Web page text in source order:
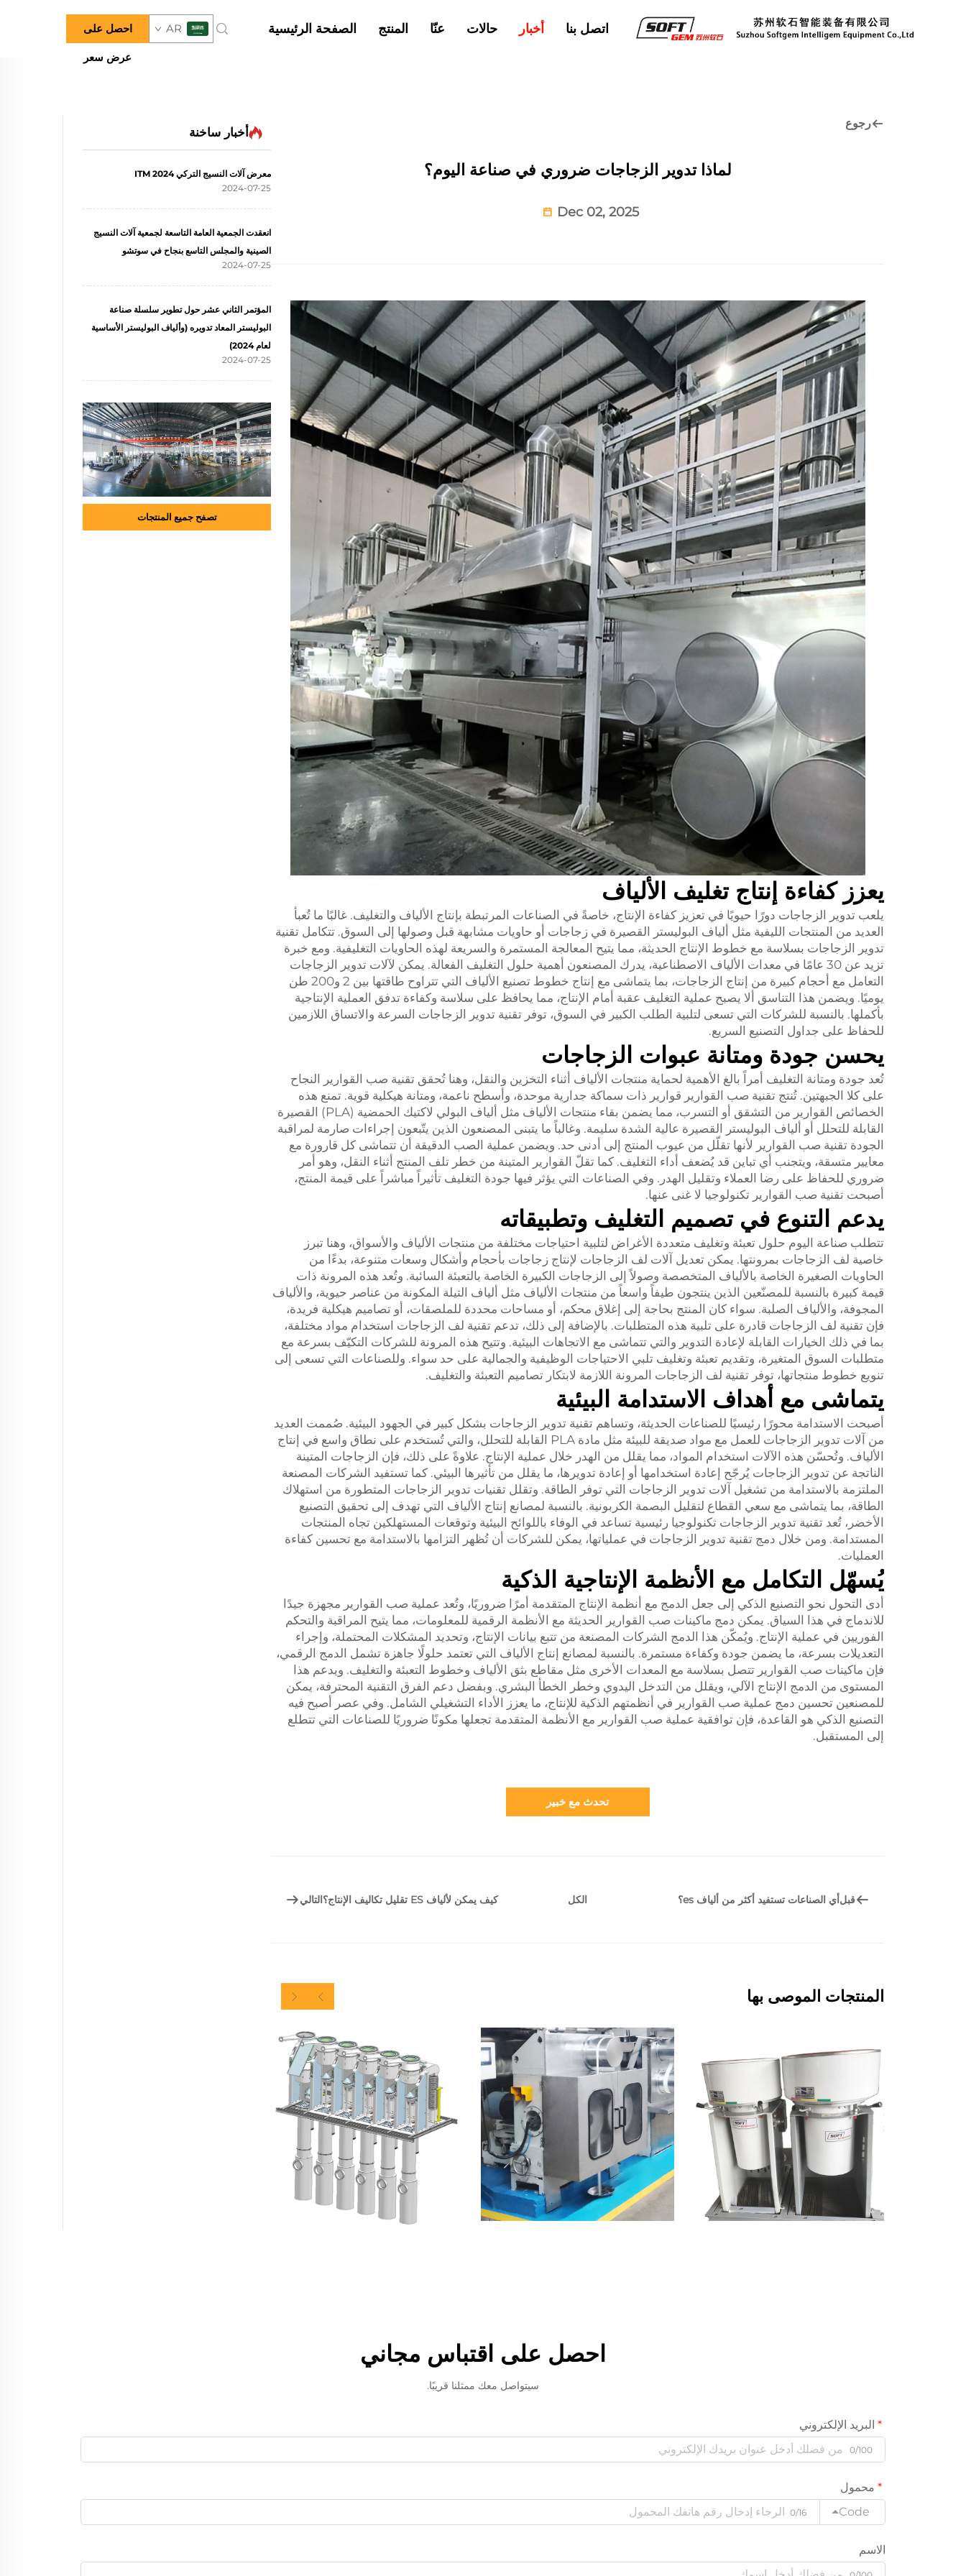
الصفحة الرئيسية المنتج عنّا حالات أخبار اتصل بنا AR احصل على
عرض سعر
رجوع
لماذا تدوير الزجاجات ضروري في صناعة اليوم؟
Dec 02, 2025
يعزز كفاءة إنتاج تغليف الألياف
يلعب تدوير الزجاجات دورًا حيويًا في تعزيز كفاءة الإنتاج، خاصةً في الصناعات المرتبطة بإنتاج الألياف والتغليف. غالبًا ما تُعبأ
العديد من المنتجات الليفية مثل ألياف البوليستر القصيرة في زجاجات أو حاويات مشابهة قبل وصولها إلى السوق. تتكامل تقنية
تدوير الزجاجات بسلاسة مع خطوط الإنتاج الحديثة، مما يتيح المعالجة المستمرة والسريعة لهذه الحاويات التغليفية. ومع خبرة
تزيد عن 30 عامًا في معدات الألياف الاصطناعية، يدرك المصنعون أهمية حلول التغليف الفعالة. يمكن لآلات تدوير الزجاجات
التعامل مع أحجام كبيرة من إنتاج الزجاجات، بما يتماشى مع إنتاج خطوط تصنيع الألياف التي تتراوح طاقتها بين 2 و200 طن
يوميًا. ويضمن هذا التناسق ألا يصبح عملية التغليف عقبة أمام الإنتاج، مما يحافظ على سلاسة وكفاءة تدفق العملية الإنتاجية
بأكملها. بالنسبة للشركات التي تسعى لتلبية الطلب الكبير في السوق، توفر تقنية تدوير الزجاجات السرعة والاتساق اللازمين
للحفاظ على جداول التصنيع السريع.
يحسن جودة ومتانة عبوات الزجاجات
تُعد جودة ومتانة التغليف أمراً بالغ الأهمية لحماية منتجات الألياف أثناء التخزين والنقل، وهنا تُحقق تقنية صب القوارير النجاح
على كلا الجبهتين. تُنتج تقنية صب القوارير قوارير ذات سماكة جدارية موحدة، وأسطح ناعمة، ومتانة هيكلية قوية. تمنع هذه
الخصائص القوارير من التشقق أو التسرب، مما يضمن بقاء منتجات الألياف مثل ألياف البولي لاكتيك الحمضية (PLA) القصيرة
القابلة للتحلل أو ألياف البوليستر القصيرة عالية الشدة سليمة. وغالباً ما يتبنى المصنعون الذين يتّبعون إجراءات صارمة لمراقبة
الجودة تقنية صب القوارير لأنها تقلّل من عيوب المنتج إلى أدنى حد. ويضمن عملية الصب الدقيقة أن تتماشى كل قارورة مع
معايير متسقة، ويتجنب أي تباين قد يُضعف أداء التغليف. كما تقلّ القوارير المتينة من خطر تلف المنتج أثناء النقل، وهو أمر
ضروري للحفاظ على رضا العملاء وتقليل الهدر. وفي الصناعات التي يؤثر فيها جودة التغليف تأثيراً مباشراً على قيمة المنتج،
أصبحت تقنية صب القوارير تكنولوجيا لا غنى عنها.
يدعم التنوع في تصميم التغليف وتطبيقاته
تتطلب صناعة اليوم حلول تعبئة وتغليف متعددة الأغراض لتلبية احتياجات مختلفة من منتجات الألياف والأسواق، وهنا تبرز
خاصية لف الزجاجات بمرونتها. يمكن تعديل آلات لف الزجاجات لإنتاج زجاجات بأحجام وأشكال وسعات متنوعة، بدءًا من
الحاويات الصغيرة الخاصة بالألياف المتخصصة وصولاً إلى الزجاجات الكبيرة الخاصة بالتعبئة السائبة. وتُعد هذه المرونة ذات
قيمة كبيرة بالنسبة للمصنّعين الذين ينتجون طيفاً واسعاً من منتجات الألياف مثل ألياف التيلة المكونة من عناصر حيوية، والألياف
المجوفة، والألياف الصلبة. سواء كان المنتج بحاجة إلى إغلاق محكم، أو مساحات محددة للملصقات، أو تصاميم هيكلية فريدة،
فإن تقنية لف الزجاجات قادرة على تلبية هذه المتطلبات. بالإضافة إلى ذلك، تدعم تقنية لف الزجاجات استخدام مواد مختلفة،
بما في ذلك الخيارات القابلة لإعادة التدوير والتي تتماشى مع الاتجاهات البيئية. وتتيح هذه المرونة للشركات التكيّف بسرعة مع
متطلبات السوق المتغيرة، وتقديم تعبئة وتغليف تلبي الاحتياجات الوظيفية والجمالية على حد سواء. وللصناعات التي تسعى إلى
تنويع خطوط منتجاتها، توفر تقنية لف الزجاجات المرونة اللازمة لابتكار تصاميم التعبئة والتغليف.
يتماشى مع أهداف الاستدامة البيئية
أصبحت الاستدامة محورًا رئيسيًا للصناعات الحديثة، وتساهم تقنية تدوير الزجاجات بشكل كبير في الجهود البيئية. صُممت العديد
من آلات تدوير الزجاجات للعمل مع مواد صديقة للبيئة مثل مادة PLA القابلة للتحلل، والتي تُستخدم على نطاق واسع في إنتاج
الألياف. وتُحسّن هذه الآلات استخدام المواد، مما يقلل من الهدر خلال عملية الإنتاج. علاوةً على ذلك، فإن الزجاجات المتينة
الناتجة عن تدوير الزجاجات يُرجّح إعادة استخدامها أو إعادة تدويرها، ما يقلل من تأثيرها البيئي. كما تستفيد الشركات المصنعة
الملتزمة بالاستدامة من تشغيل آلات تدوير الزجاجات التي توفر الطاقة. وتقلل تقنيات تدوير الزجاجات المتطورة من استهلاك
الطاقة، بما يتماشى مع سعي القطاع لتقليل البصمة الكربونية. بالنسبة لمصانع إنتاج الألياف التي تهدف إلى تحقيق التصنيع
الأخضر، تُعد تقنية تدوير الزجاجات تكنولوجيا رئيسية تساعد في الوفاء باللوائح البيئية وتوقعات المستهلكين تجاه المنتجات
المستدامة. ومن خلال دمج تقنية تدوير الزجاجات في عملياتها، يمكن للشركات أن تُظهر التزامها بالاستدامة مع تحسين كفاءة
العمليات.
يُسهّل التكامل مع الأنظمة الإنتاجية الذكية
أدى التحول نحو التصنيع الذكي إلى جعل الدمج مع أنظمة الإنتاج المتقدمة أمرًا ضروريًا، وتُعد عملية صب القوارير مجهزة جيدًا
للاندماج في هذا السياق. يمكن دمج ماكينات صب القوارير الحديثة مع الأنظمة الرقمية للمعلومات، مما يتيح المراقبة والتحكم
الفوريين في عملية الإنتاج. ويُمكّن هذا الدمج الشركات المصنعة من تتبع بيانات الإنتاج، وتحديد المشكلات المحتملة، وإجراء
التعديلات بسرعة، ما يضمن جودة وكفاءة مستمرة. بالنسبة لمصانع إنتاج الألياف التي تعتمد حلولًا جاهزة تشمل الدمج الرقمي،
فإن ماكينات صب القوارير تتصل بسلاسة مع المعدات الأخرى مثل مقاطع بثق الألياف وخطوط التعبئة والتغليف. ويدعم هذا
المستوى من الدمج الإنتاج الآلي، ويقلل من التدخل اليدوي وخطر الخطأ البشري. وبفضل دعم الفرق التقنية المحترفة، يمكن
للمصنعين تحسين دمج عملية صب القوارير في أنظمتهم الذكية للإنتاج، ما يعزز الأداء التشغيلي الشامل. وفي عصر أصبح فيه
التصنيع الذكي هو القاعدة، فإن توافقية عملية صب القوارير مع الأنظمة المتقدمة تجعلها مكونًا ضروريًا للصناعات التي تتطلع
إلى المستقبل.
تحدث مع خبير
قبلأي الصناعات تستفيد أكثر من ألياف es؟ الكل كيف يمكن لألياف ES تقليل تكاليف الإنتاج؟ التالي
المنتجات الموصى بها
أخبار ساخنة
معرض آلات النسيج التركي ITM 2024
2024-07-25
انعقدت الجمعية العامة التاسعة لجمعية آلات النسيج
الصينية والمجلس التاسع بنجاح في سوتشو
2024-07-25
المؤتمر الثاني عشر حول تطوير سلسلة صناعة
البوليستر المعاد تدويره (وألياف البوليستر الأساسية
لعام 2024)
2024-07-25
تصفح جميع المنتجات
احصل على اقتباس مجاني
سيتواصل معك ممثلنا قريبًا.
البريد الإلكتروني
0/100
محمول
Code
0/16
الاسم